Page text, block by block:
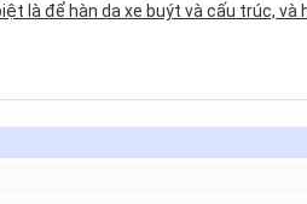
là để hàn da xe buýt và cấu trúc, và